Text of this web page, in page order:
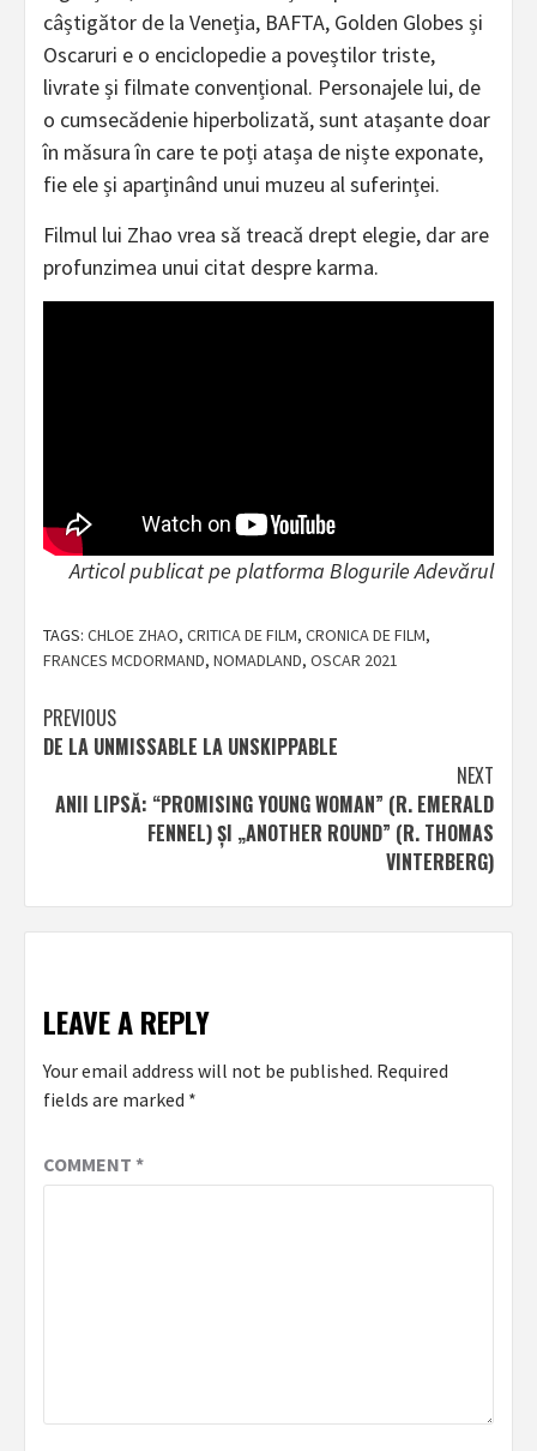
câștigător de la Veneția, BAFTA, Golden Globes și
Oscaruri e o enciclopedie a poveștilor triste,
livrate și filmate convențional. Personajele lui, de
o cumsecădenie hiperbolizată, sunt atașante doar
în măsura în care te poți atașa de niște exponate,
fie ele și aparținând unui muzeu al suferinței.
Filmul lui Zhao vrea să treacă drept elegie, dar are
profunzimea unui citat despre karma.
Articol publicat pe platforma Blogurile Adevărul
TAGS: CHLOE ZHAO, CRITICA DE FILM, CRONICA DE FILM,
FRANCES MCDORMAND, NOMADLAND, OSCAR 2021
Post
navigation
PREVIOUS
DE LA UNMISSABLE LA UNSKIPPABLE
NEXT
ANII LIPSĂ: “PROMISING YOUNG WOMAN” (R. EMERALD
FENNEL) ȘI „ANOTHER ROUND” (R. THOMAS
VINTERBERG)
LEAVE A REPLY
Your email address will not be published. Required
fields are marked *
COMMENT *